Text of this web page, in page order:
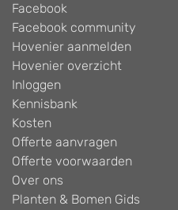
Facebook
Facebook community
Hovenier aanmelden
Hovenier overzicht
Inloggen
Kennisbank
Kosten
Offerte aanvragen
Offerte voorwaarden
Over ons
Planten & Bomen Gids